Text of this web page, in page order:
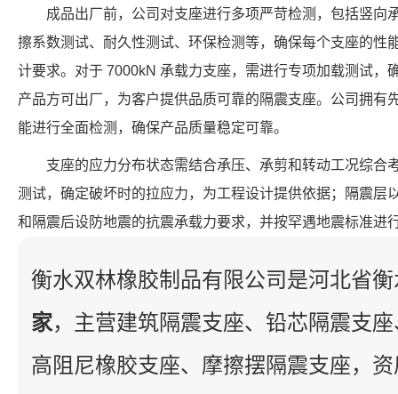
成品出厂前，公司对支座进行多项严苛检测，包括竖向
擦系数测试、耐久性测试、环保检测等，确保每个支座的性
计要求。对于 7000kN 承载力支座，需进行专项加载测试，
产品方可出厂，为客户提供品质可靠的隔震支座。公司拥有
能进行全面检测，确保产品质量稳定可靠。
支座的应力分布状态需结合承压、承剪和转动工况综合
测试，确定破坏时的拉应力，为工程设计提供依据；隔震层
和隔震后设防地震的抗震承载力要求，并按罕遇地震标准进
衡水双林橡胶制品有限公司是河北省
家，主营建筑隔震支座、铅芯隔震支
高阻尼橡胶支座、摩擦摆隔震支座，